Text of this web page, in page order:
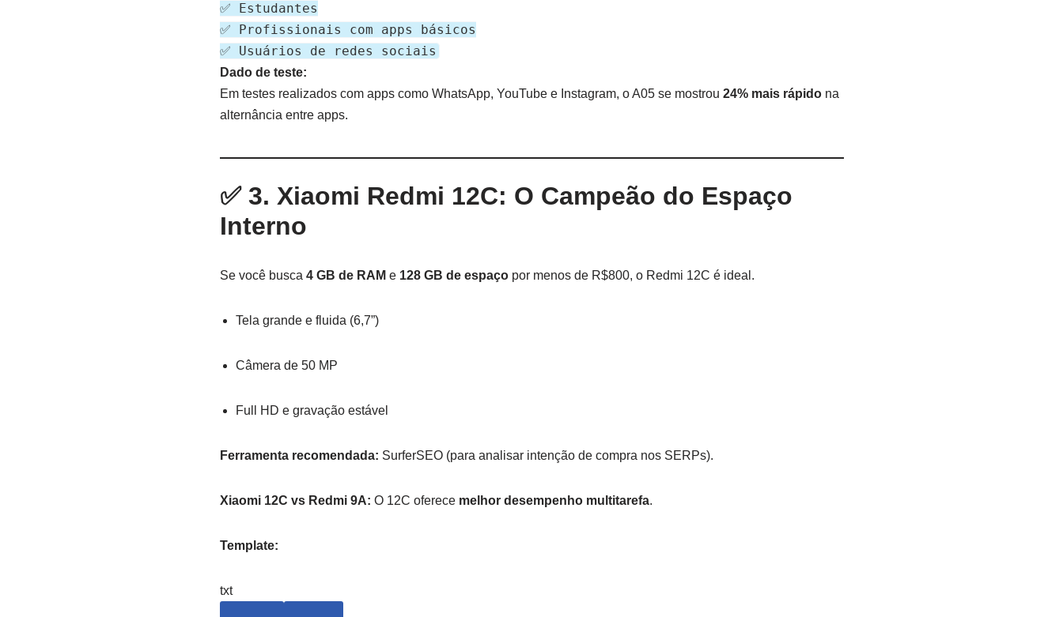
✅ Estudantes
✅ Profissionais com apps básicos
✅ Usuários de redes sociais
Dado de teste:
Em testes realizados com apps como WhatsApp, YouTube e Instagram, o A05 se mostrou 24% mais rápidona
alternância entre apps.
✅ 3. Xiaomi Redmi 12C: O Campeão do Espaço
Interno
Se você busca 4 GB de RAM e 128 GB de espaçopor menos de R$800, o Redmi 12C é ideal.
Tela grande e fluida (6,7”)
Câmera de 50 MP
Full HD e gravação estável
Ferramenta recomendada: SurferSEO (para analisar intenção de compra nos SERPs).
Xiaomi 12C vs Redmi 9A: O 12C oferece melhor desempenho multitarefa.
Template:
txt